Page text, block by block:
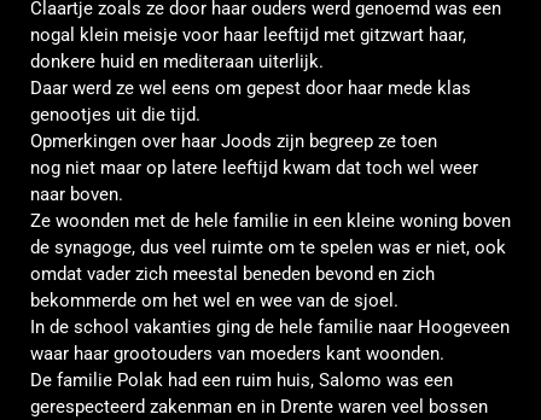
Claartje zoals ze door haar ouders werd genoemd was een
nogal klein meisje voor haar leeftijd met gitzwart haar,
donkere huid en mediteraan uiterlijk.
Daar werd ze wel eens om gepest door haar mede klas
genootjes uit die tijd.
Opmerkingen over haar Joods zijn begreep ze toen
nog niet maar op latere leeftijd kwam dat toch wel weer
naar boven.
Ze woonden met de hele familie in een kleine woning boven
de synagoge, dus veel ruimte om te spelen was er niet, ook
omdat vader zich meestal beneden bevond en zich
bekommerde om het wel en wee van de sjoel.
In de school vakanties ging de hele familie naar Hoogeveen
waar haar grootouders van moeders kant woonden.
De familie Polak had een ruim huis, Salomo was een
gerespecteerd zakenman en in Drente waren veel bossen